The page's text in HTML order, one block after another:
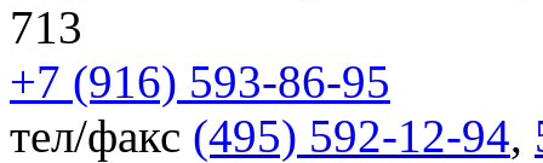
713
+7 (916) 593-86-95
тел/факс (495) 592-12-94,